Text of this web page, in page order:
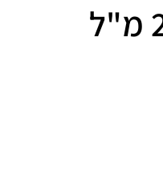
יופ שמפו לפרווה ארוכה 250 מ"ל